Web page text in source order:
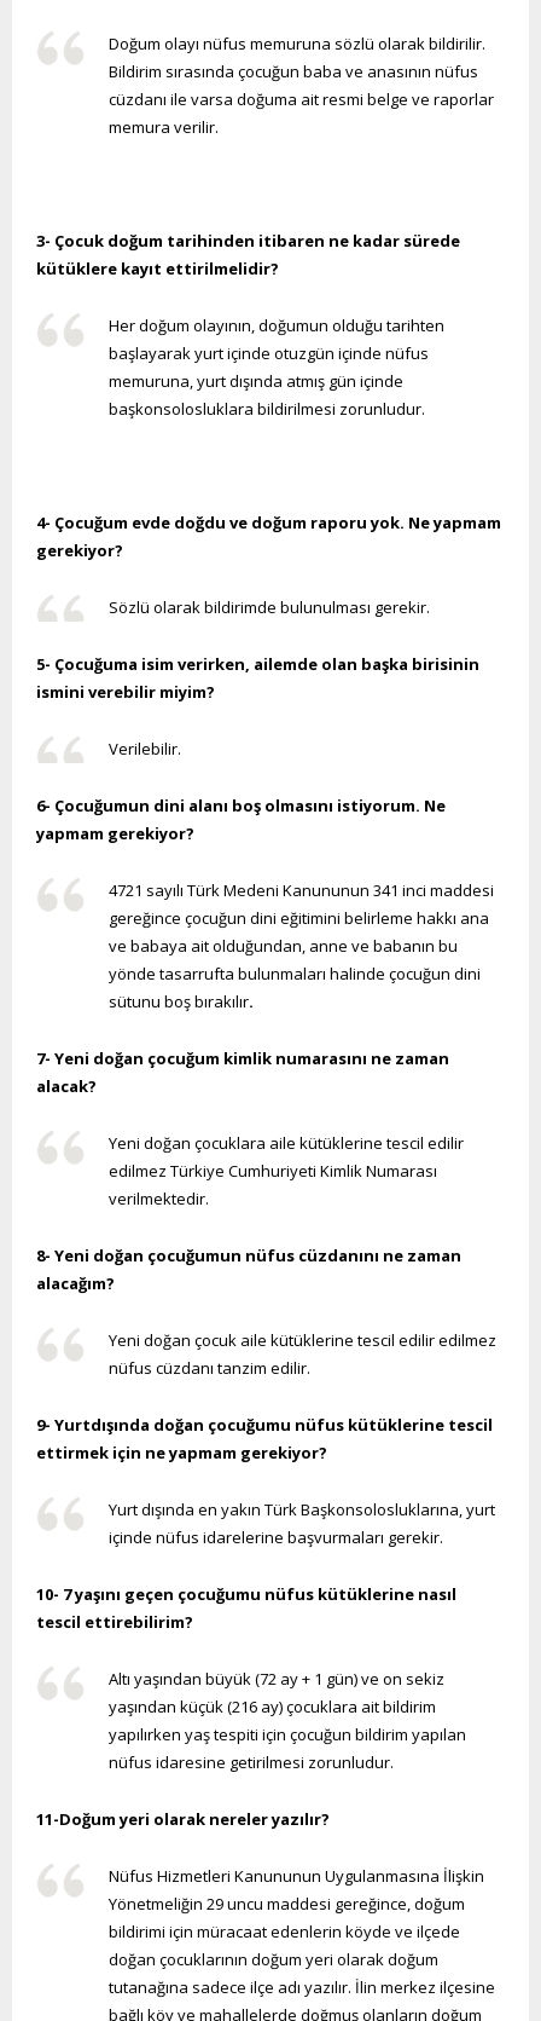
Doğum olayı nüfus memuruna sözlü olarak bildirilir.
Bildirim sırasında çocuğun baba ve anasının nüfus
cüzdanı ile varsa doğuma ait resmi belge ve raporlar
memura verilir.
3- Çocuk doğum tarihinden itibaren ne kadar sürede
kütüklere kayıt ettirilmelidir?
Her doğum olayının, doğumun olduğu tarihten
başlayarak yurt içinde otuzgün içinde nüfus
memuruna, yurt dışında atmış gün içinde
başkonsolosluklara bildirilmesi zorunludur.
4- Çocuğum evde doğdu ve doğum raporu yok. Ne yapmam
gerekiyor?
Sözlü olarak bildirimde bulunulması gerekir.
5- Çocuğuma isim verirken, ailemde olan başka birisinin
ismini verebilir miyim?
Verilebilir.
6- Çocuğumun dini alanı boş olmasını istiyorum. Ne
yapmam gerekiyor?
4721 sayılı Türk Medeni Kanununun 341 inci maddesi
gereğince çocuğun dini eğitimini belirleme hakkı ana
ve babaya ait olduğundan, anne ve babanın bu
yönde tasarrufta bulunmaları halinde çocuğun dini
sütunu boş bırakılır.
7- Yeni doğan çocuğum kimlik numarasını ne zaman
alacak?
Yeni doğan çocuklara aile kütüklerine tescil edilir
edilmez Türkiye Cumhuriyeti Kimlik Numarası
verilmektedir.
8- Yeni doğan çocuğumun nüfus cüzdanını ne zaman
alacağım?
Yeni doğan çocuk aile kütüklerine tescil edilir edilmez
nüfus cüzdanı tanzim edilir.
9- Yurtdışında doğan çocuğumu nüfus kütüklerine tescil
ettirmek için ne yapmam gerekiyor?
Yurt dışında en yakın Türk Başkonsolosluklarına, yurt
içinde nüfus idarelerine başvurmaları gerekir.
10- 7 yaşını geçen çocuğumu nüfus kütüklerine nasıl
tescil ettirebilirim?
Altı yaşından büyük (72 ay + 1 gün) ve on sekiz
yaşından küçük (216 ay) çocuklara ait bildirim
yapılırken yaş tespiti için çocuğun bildirim yapılan
nüfus idaresine getirilmesi zorunludur.
11-Doğum yeri olarak nereler yazılır?
Nüfus Hizmetleri Kanununun Uygulanmasına İlişkin
Yönetmeliğin 29 uncu maddesi gereğince, doğum
bildirimi için müracaat edenlerin köyde ve ilçede
doğan çocuklarının doğum yeri olarak doğum
tutanağına sadece ilçe adı yazılır. İlin merkez ilçesine
bağlı köy ve mahallelerde doğmuş olanların doğum